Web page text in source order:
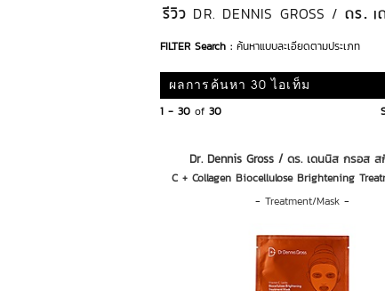
รีวิว DR. DENNIS GROSS /ดร.
FILTER Search : ค้นหาแบบละเอียดตามประเภท
ผลการค้นหา 30 ไอเท็ม
1 - 30 of 30
Dr. Dennis Gross / ดร. เดนนิส กรอส
C + Collagen Biocellulose Brightening
- Treatment/Mask -